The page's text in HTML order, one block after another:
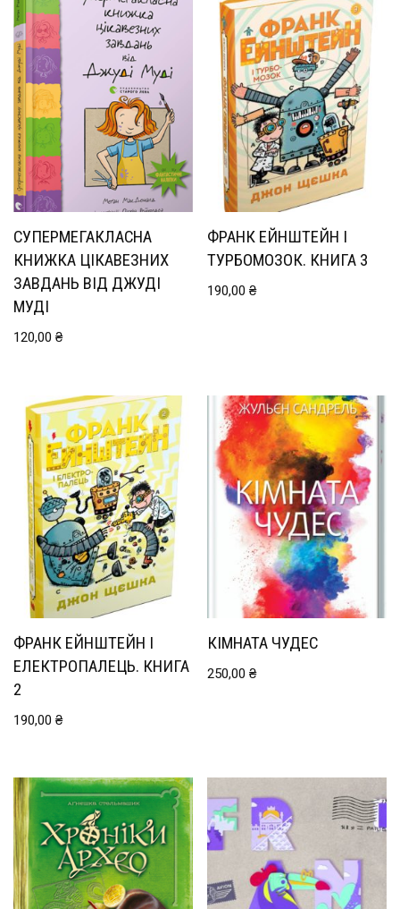
СУПЕРМЕГАКЛАСНА
КНИЖКА ЦІКАВЕЗНИХ
ЗАВДАНЬ ВІД ДЖУДІ
МУДІ
120,00 ₴
ФРАНК ЕЙНШТЕЙН І
ТУРБОМОЗОК. КНИГА 3
190,00₴
ФРАНК ЕЙНШТЕЙН І
ЕЛЕКТРОПАЛЕЦЬ. КНИГА
2
190,00 ₴
КІМНАТА ЧУДЕС
250,00₴